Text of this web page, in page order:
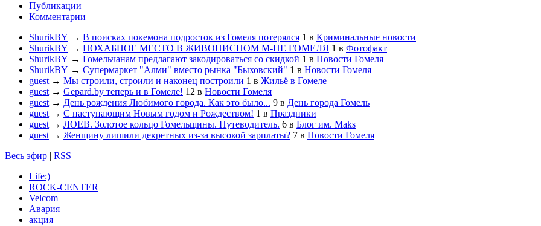
Публикации
Комментарии
ShurikBY → В поисках покемона подросток из Гомеля потерялся 1 в Криминальные новости
ShurikBY → ПОХАБНОЕ МЕСТО В ЖИВОПИСНОМ М-НЕ ГОМЕЛЯ 1 в Фотофакт
ShurikBY → Гомельчанам предлагают закодироваться со скидкой 1 в Новости Гомеля
ShurikBY → Супермаркет "Алми" вместо рынка "Быховский" 1 в Новости Гомеля
guest → Мы строили, строили и наконец построили 1 в Жильё в Гомеле
guest → Gepard.by теперь и в Гомеле! 12 в Новости Гомеля
guest → День рождения Любимого города. Как это было... 9 в День города Гомель
guest → С наступающим Новым годом и Рождеством! 1 в Праздники
guest → ЛОЕВ. Золотое кольцо Гомельщины. Путеводитель. 6 в Блог им. Maks
guest → Женщину лишили декретных из-за высокой зарплаты? 7 в Новости Гомеля
Весь эфир | RSS
Life:)
ROCK-CENTER
Velcom
Авария
акция